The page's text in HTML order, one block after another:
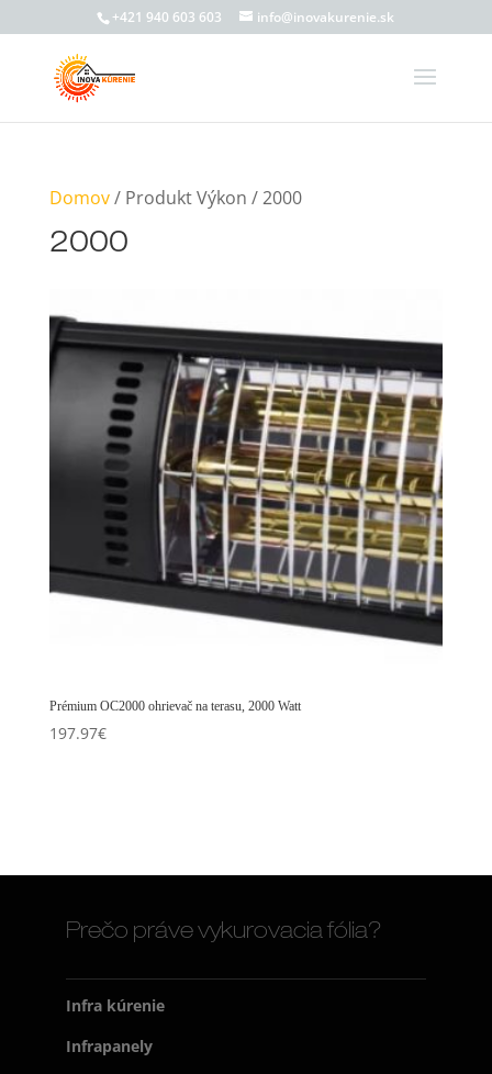
+421 940 603 603 info@inovakurenie.sk
Domov/ Produkt Výkon / 2000
2000
Prémium OC2000 ohrievač na terasu, 2000 Watt
197.97€
Prečo práve vykurovacia fólia?
Infra kúrenie
Infrapanely